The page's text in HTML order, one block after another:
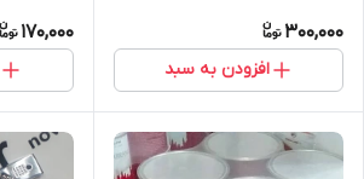
300,000
افزودن به سبد
170,000